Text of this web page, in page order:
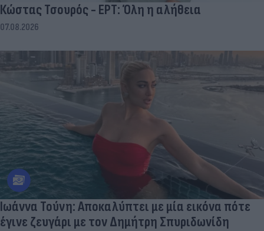
Κώστας Τσουρός - ΕΡΤ: Όλη η αλήθεια
07.08.2026
Ιωάννα Τούνη: Αποκαλύπτει με μία εικόνα πότε
έγινε ζευγάρι με τον Δημήτρη Σπυριδωνίδη